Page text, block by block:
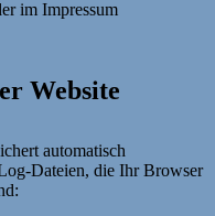
im Impressum
Website
automatisch
Dateien, die Ihr Browser